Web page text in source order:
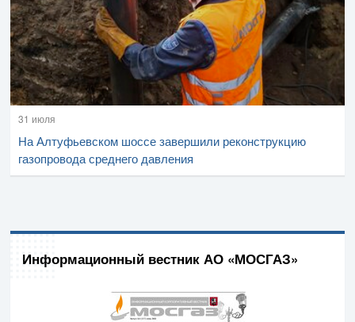
31 июля
На Алтуфьевском шоссе завершили реконструкцию
газопровода среднего давления
Информационный вестник АО «МОСГАЗ»